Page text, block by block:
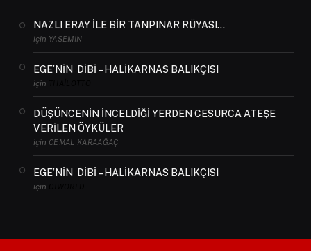
NAZLI ERAY İLE BİR TANPINAR RÜYASI…
için YASEMIN
EGE’NİN DİBİ – HALİKARNAS BALIKÇISI
için
DÜŞÜNCENİN İNCELDİĞİ YERDEN CESURCA ATEŞE
VERİLEN ÖYKÜLER
için CEMAL KARAAĞAÇ
EGE’NİN DİBİ – HALİKARNAS BALIKÇISI
için